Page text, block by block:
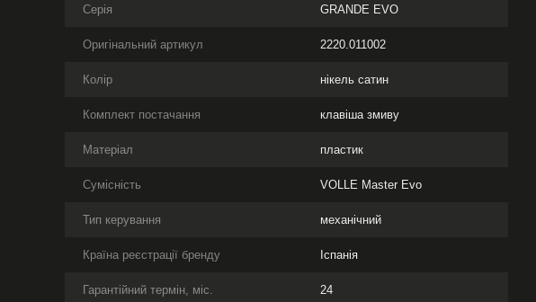
Серія GRANDE EVO
Оригінальний артикул 2220.011002
Колір нікель сатин
Комплект постачання клавіша змиву
Матеріал пластик
Сумісність VOLLE Master Evo
Тип керування механічний
Країна реєстрації бренду Іспанія
Гарантійний термін, міс. 24